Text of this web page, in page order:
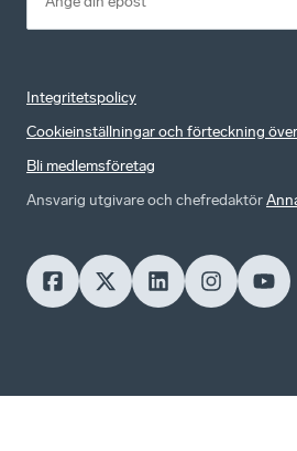
Integritetspolicy
Cookieinställningar och förteckning
Bli medlemsföretag
Ansvarig utgivare och chefredaktör